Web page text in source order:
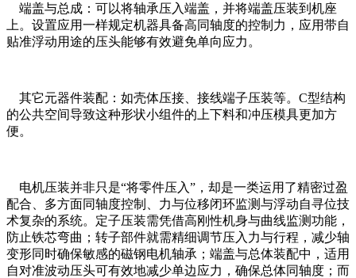
端盖与总成：可以将轴承压入端盖，并将端盖压装到机座
上。设置应用一样规定机器具备高同轴度的控制力，应用带自
贴准浮动用途的压头能够有效避免单向应力。
其它元器件装配：如壳体压接、接线端子压装等。C型结构
的公共空间导致这种形状小组件的上下料和冲压模具更加方
便。
电机压装并非只是“将零件压入”，却是一类运用了精密过盈
配合、多方面同轴度控制、力与位移闭环监测与浮动自寻位技
术复杂的系统。定子压装需凭借高刚性机身与曲线监测功能，
防止铁芯弯曲；转子部件就需精细调节压入力与行程，减少轴
变形同时确保敏感的磁钢电机轴承；端盖与总体装配中，适用
自对准波动压头可有效地减少单边应力，确保总体同轴度；而